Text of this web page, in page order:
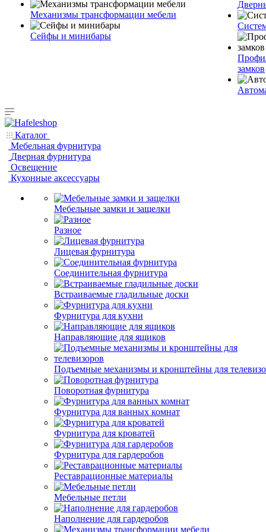
Механизмы трансформации мебели
Сейфы и минибары
замков
Каталог
Мебельная фурнитура
Дверная фурнитура
Освещение
Кухонные аксессуары
Мебельные замки и защелки
Разное
Лицевая фурнитура
Соединительная фурнитура
Встраиваемые гладильные доски
Фурнитура для кухни
Направляющие для ящиков
Подъемные механизмы и кронштейны для
Поворотная фурнитура
Фурнитура для ванных комнат
Фурнитура для кроватей
Фурнитура для гардеробов
Реставрационные материалы
Мебельные петли
Наполнение для гардеробов